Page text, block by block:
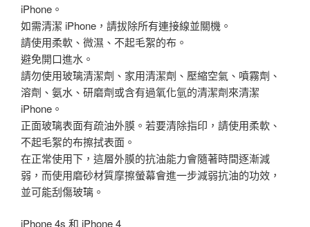
iPhone。
如需清潔 iPhone，請拔除所有連接線並關機。
請使用柔軟、微濕、不起毛絮的布。
避免開口進水。
請勿使用玻璃清潔劑、家用清潔劑、壓縮空氣、噴霧劑、
溶劑、氨水、研磨劑或含有過氧化氫的清潔劑來清潔
iPhone。
正面玻璃表面有疏油外膜。若要清除指印，請使用柔軟、
不起毛絮的布擦拭表面。
在正常使用下，這層外膜的抗油能力會隨著時間逐漸減
弱，而使用磨砂材質摩擦螢幕會進一步減弱抗油的功效，
並可能刮傷玻璃。
iPhone 4s 和 iPhone 4